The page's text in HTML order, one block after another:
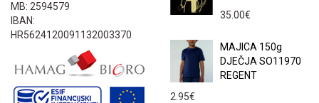
MB: 2594579
IBAN:
HR5624120091132003370
35.00€
MAJICA 150g
DJEČJA SO11970
REGENT
2.95€